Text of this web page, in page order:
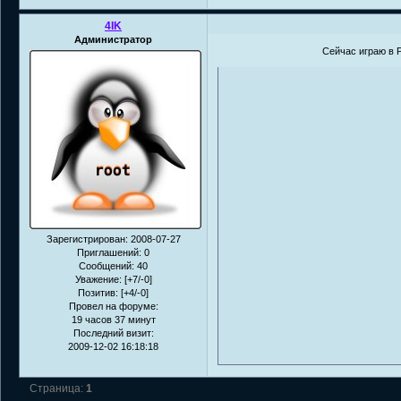
4IK
Администратор
Зарегистрирован: 2008-07-27
Приглашений: 0
Сообщений: 40
Уважение: [+7/-0]
Позитив: [+4/-0]
Провел на форуме:
19 часов 37 минут
Последний визит:
2009-12-02 16:18:18
Сейчас играю в
Страница: 1